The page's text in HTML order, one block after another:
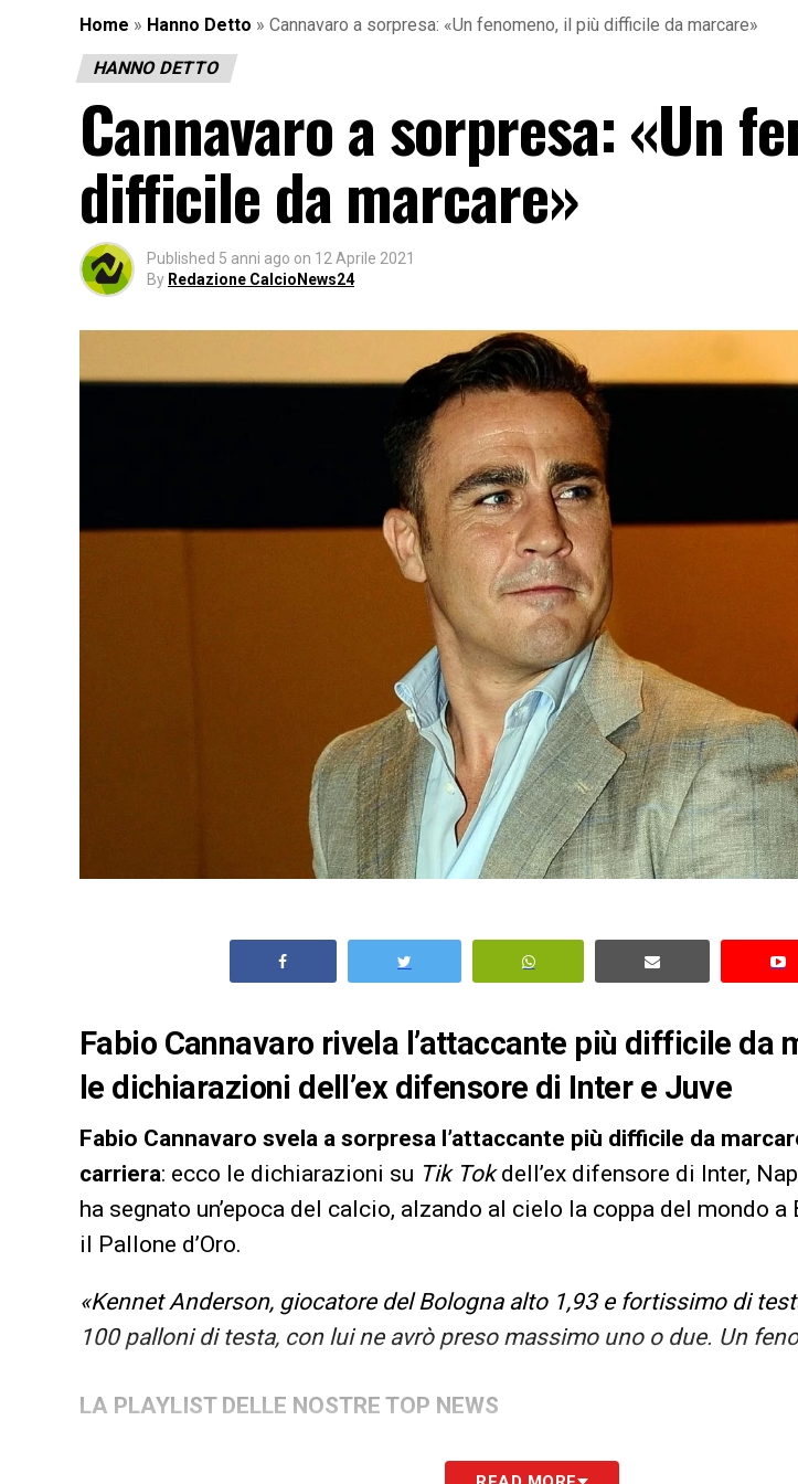
Home » Hanno Detto » Cannavaro a sorpresa: «Un fenomeno, il più difficile da marcare»
HANNO DETTO
Cannavaro a sorpresa: «Un
difficile da marcare»
Published 5 anni ago on 12 Aprile 2021
By Redazione CalcioNews24
Fabio Cannavaro rivela l’attaccante più difficile da
le dichiarazioni dell’ex difensore di Inter e Juve
Fabio Cannavaro svela a sorpresa l’attaccante più difficile da
carriera: ecco le dichiarazioni su Tik Tokdell’ex difensore di Inter,
ha segnato un’epoca del calcio, alzando al cielo la coppa del mondo a
il Pallone d’Oro.
«Kennet Anderson, giocatore del Bologna alto 1,93 e fortissimo di
100 palloni di testa, con lui ne avrò preso massimo uno o due. Un
LA PLAYLIST DELLE NOSTRE TOP NEWS